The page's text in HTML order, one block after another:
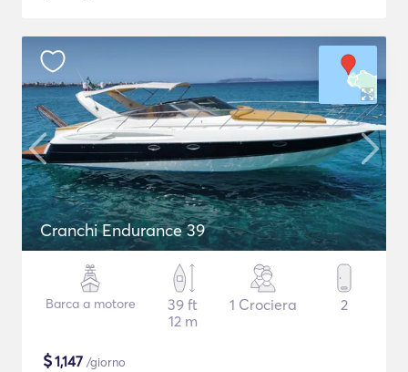
Cranchi Endurance 39
Barca a motore
39 ft
12 m
1 Crociera 2
$1,147 /giorno